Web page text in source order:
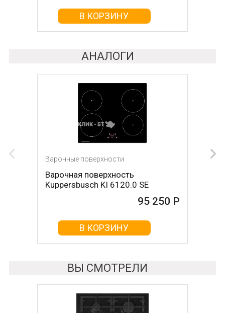
В КОРЗИНУ
В КОРЗИНУ
АНАЛОГИ
Варочные поверхности
Варочная поверхность
Kuppersbusch KI 6120.0 SE
95 250 Р
В КОРЗИНУ
ВЫ СМОТРЕЛИ